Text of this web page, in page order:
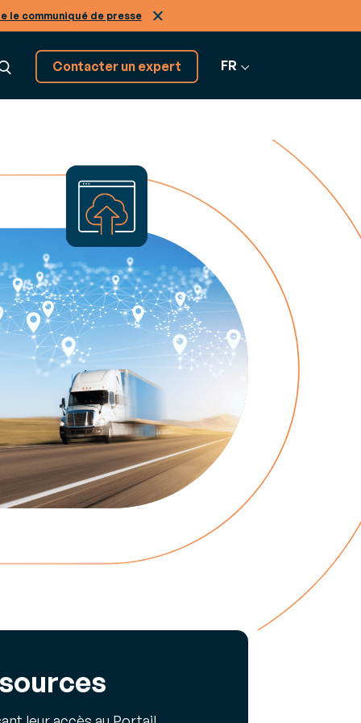
le communiqué de presse
le
Infinity
et
Découvrez tous nos
logiciels SaaS
Tous nos
logiciels
de A à Z
expert de nos solutions
Contacter un expert FR